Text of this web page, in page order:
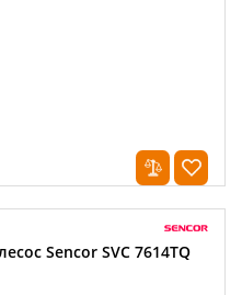
Sencor SVC 7614TQ